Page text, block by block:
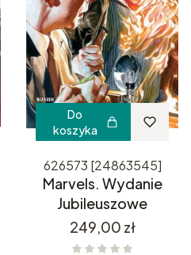
Do
koszyka
626573 [24863545]
Marvels. Wydanie
Jubileuszowe
Cena
249,00 zł